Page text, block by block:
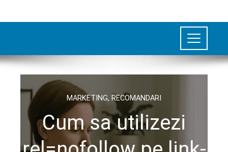
MARKETING, RECOMANDARI
Cum sa utilizezi